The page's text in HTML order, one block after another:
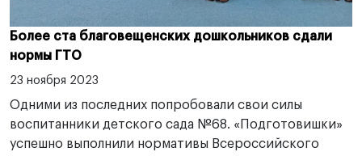
Более ста благовещенских дошкольников сдали
нормы ГТО
23 ноября 2023
Одними из последних попробовали свои силы
воспитанники детского сада №68. «Подготовишки»
успешно выполнили нормативы Всероссийского